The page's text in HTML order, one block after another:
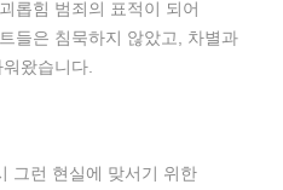
롭힘 범죄의 표적이 되어
들은 침묵하지 않았고, 차별과
왔습니다.
그런 현실에 맞서기 위한